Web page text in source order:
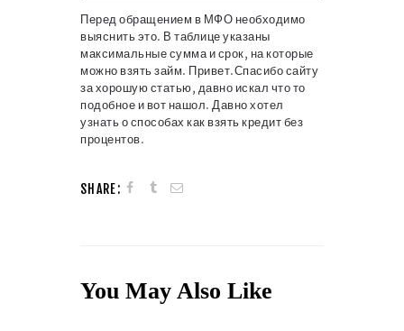
Перед обращением в МФО необходимо
выяснить это. В таблице указаны
максимальные сумма и срок, на которые
можно взять займ. Привет.Спасибо сайту
за хорошую статью, давно искал что то
подобное и вот нашол. Давно хотел
узнать о способах как взять кредит без
процентов.
SHARE:
You May Also Like